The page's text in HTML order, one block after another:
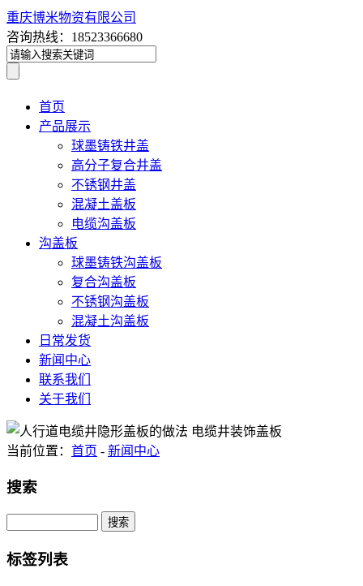
重庆博米物资有限公司
咨询热线：18523366680
首页
产品展示
球墨铸铁井盖
高分子复合井盖
不锈钢井盖
混凝土盖板
电缆沟盖板
沟盖板
球墨铸铁沟盖板
复合沟盖板
不锈钢沟盖板
混凝土沟盖板
日常发货
新闻中心
联系我们
关于我们
当前位置： 首页 - 新闻中心
搜索
Search
标签列表